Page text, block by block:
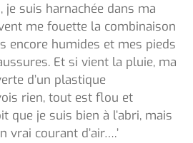
je suis harnachée dans ma
me fouette la combinaison
encore humides et mes pieds
Et si vient la pluie, ma
d’un plastique
rien, tout est flou et
que je suis bien à l’abri, mais
vrai courant d’air….’